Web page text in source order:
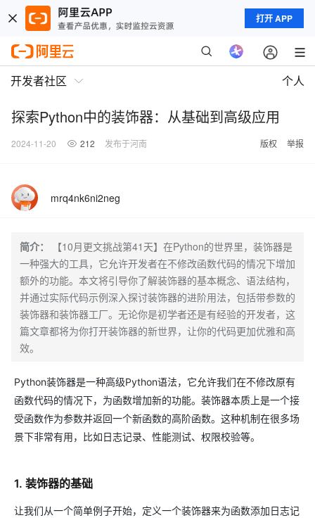
打开 APP
开发者社区 个人
探索Python中的装饰器：从基础到高级应用
2024-11-20 212 发布于河南 版权 举报
mrq4nk6ni2neg
简介：
【10月更文挑战第41天】在Python的世界里，装饰器是
一种强大的工具，它允许开发者在不修改函数代码的情况下增加
额外的功能。本文将引导你了解装饰器的基本概念、语法结构，
并通过实际代码示例深入探讨装饰器的进阶用法，包括带参数的
装饰器和装饰器工厂。无论你是初学者还是有经验的开发者，这
篇文章都将为你打开装饰器的新世界，让你的代码更加优雅和高
效。
Python装饰器是一种高级Python语法，它允许我们在不修改原有
函数代码的情况下，为函数增加新的功能。装饰器本质上是一个接
受函数作为参数并返回一个新函数的高阶函数。这种机制在很多场
景下非常有用，比如日志记录、性能测试、权限校验等。
1. 装饰器的基础
让我们从一个简单例子开始，定义一个装饰器来为函数添加日志记